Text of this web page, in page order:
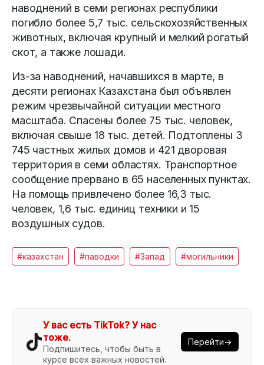
наводнений в семи регионах республики
погибло более 5,7 тыс. сельскохозяйственных
животных, включая крупный и мелкий рогатый
скот, а также лошади.
Из-за наводнений, начавшихся в марте, в
десяти регионах Казахстана был объявлен
режим чрезвычайной ситуации местного
масштаба. Спасены более 75 тыс. человек,
включая свыше 18 тыс. детей. Подтоплены 3
745 частных жилых домов и 421 дворовая
территория в семи областях. Транспортное
сообщение прервано в 65 населенных пунктах.
На помощь привлечено более 16,3 тыс.
человек, 1,6 тыс. единиц техники и 15
воздушных судов.
#казахстан #паводки #Запад #могильники
У вас есть TikTok? У нас
тоже.
Подпишитесь, чтобы быть в
курсе всех важных новостей.
Перейти→